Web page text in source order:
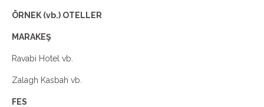
ÖRNEK (vb.) OTELLER
MARAKEŞ
Ravabi Hotel vb.
Zalagh Kasbah vb.
FES